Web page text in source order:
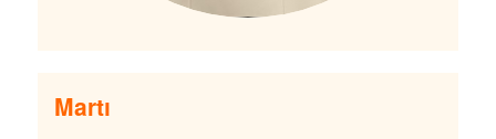
Martı